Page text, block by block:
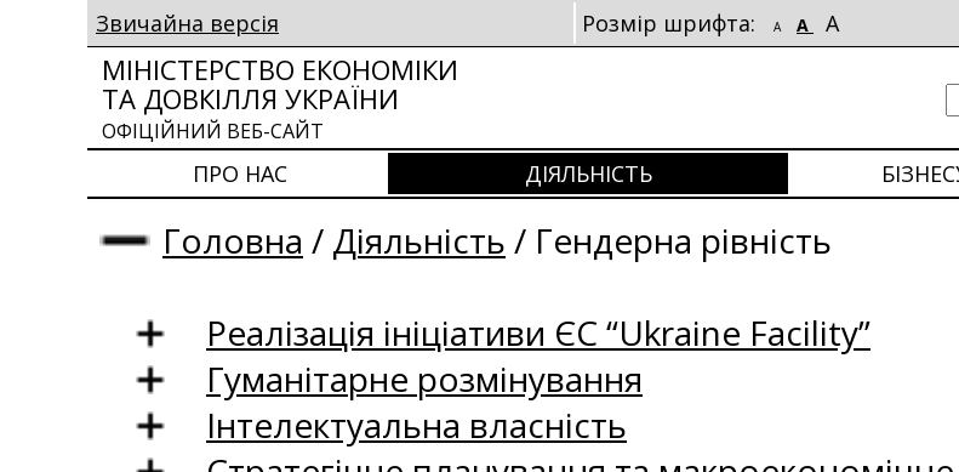
Звичайна версія Розмір шрифта: A A A
МІНІСТЕРСТВО ЕКОНОМІКИ
ТА ДОВКІЛЛЯ УКРАЇНИ
ОФІЦІЙНИЙ ВЕБ-САЙТ
ПРО НАС ДІЯЛЬНІСТЬ
Головна / Діяльність / Гендерна рівність
Реалізація ініціативи ЄС “Ukraine Facility”
Гуманітарне розмінування
Інтелектуальна власність